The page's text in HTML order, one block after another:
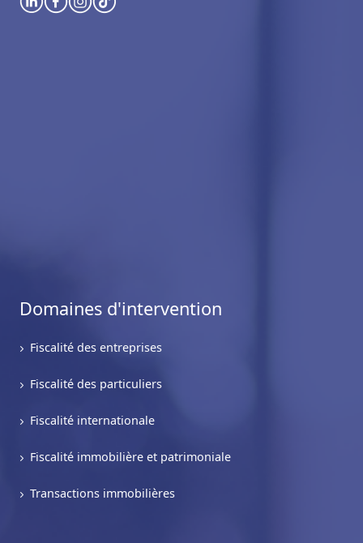
Domaines d'intervention
Fiscalité des entreprises
Fiscalité des particuliers
Fiscalité internationale
Fiscalité immobilière et patrimoniale
Transactions immobilières